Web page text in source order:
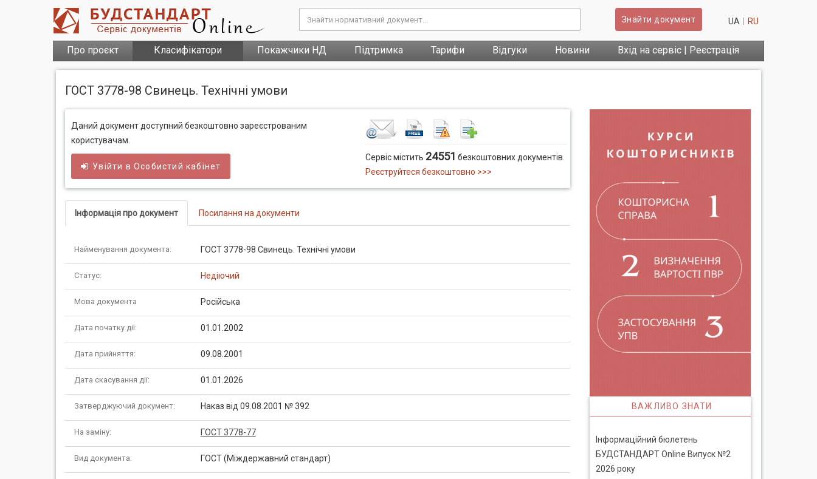
Знайти документ UA RU
Про проєкт Класифікатори Покажчики НД Підтримка Тарифи Відгуки Новини Вхід на сервіс | Реєстрація
ГОСТ 3778-98 Свинець. Технічні умови
Даний документ доступний безкоштовно зареєстрованим
користувачам.
Увійти вОсобистий кабінет
Сервіс містить 24551 безкоштовних документів.
Реєструйтеся безкоштовно >>>
Інформація про документ Посилання на документи
Найменування документа: ГОСТ 3778-98 Свинець. Технічні умови
Статус: Недіючий
Мова документа Російська
Дата початку дії: 01.01.2002
Дата прийняття: 09.08.2001
Дата скасування дії: 01.01.2026
Затверджуючий документ: Наказ від 09.08.2001 № 392
На заміну: ГОСТ 3778-77
Вид документа: ГОСТ (Міждержавний стандарт)
ВАЖЛИВО ЗНАТИ
Інформаційний бюлетень
БУДСТАНДАРТ Online Випуск №2
2026 року